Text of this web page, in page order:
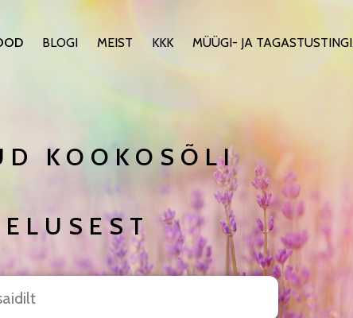
BLOGI MEIST KKK MÜÜGI- JA
KOOKOSÕLI